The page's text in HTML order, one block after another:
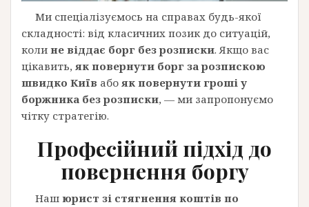
Ми спеціалізуємось на справах будь-якої
складності: від класичних позик до ситуацій,
коли не віддає борг без розписки. Якщо вас
цікавить, як повернути борг за розпискою
швидко Київ або як повернути гроші у
боржника без розписки, — ми запропонуємо
чітку стратегію.
Професійний підхід до
повернення боргу
Наш юрист зі стягнення коштів по